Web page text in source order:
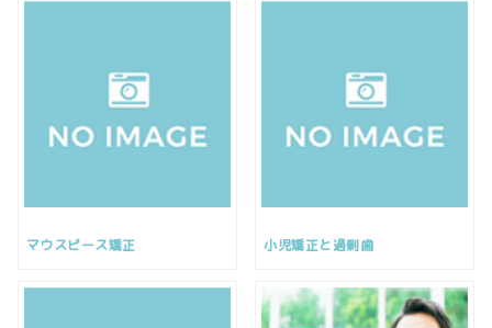
マウスピース矯正 小児矯正と過剰歯